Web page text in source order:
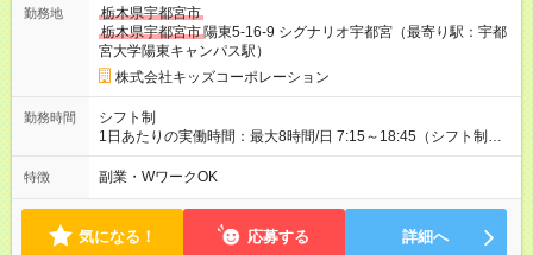
雇用形態、給与は本採用時と同じです。
勤務地
栃木県宇都宮市
栃木県宇都宮市 陽東5-16-9 シグナリオ宇都宮（最寄り駅：宇都
宮大学陽東キャンパス駅）
株式会社キッズコーポレーション
勤務時間
シフト制
1日あたりの実働時間：最大8時間/日 7:15～18:45（シフト制）
1日6時間以上、週2日以上 ＜シフトパターン＞ 7:15～16:00
8:30～17:30 14:00～18:45 など ＊週20時間以上の勤務（週20
遅番18:45までどちらか入れる方（毎日でなくても大丈夫で
す。）
特徴 副業・WワークOK
気になる！ 応募する 詳細へ